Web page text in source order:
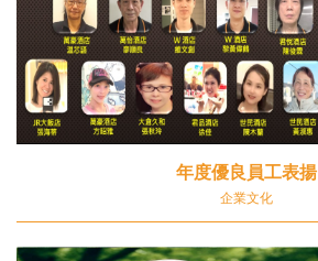
年度優良員工表揚
企業文化